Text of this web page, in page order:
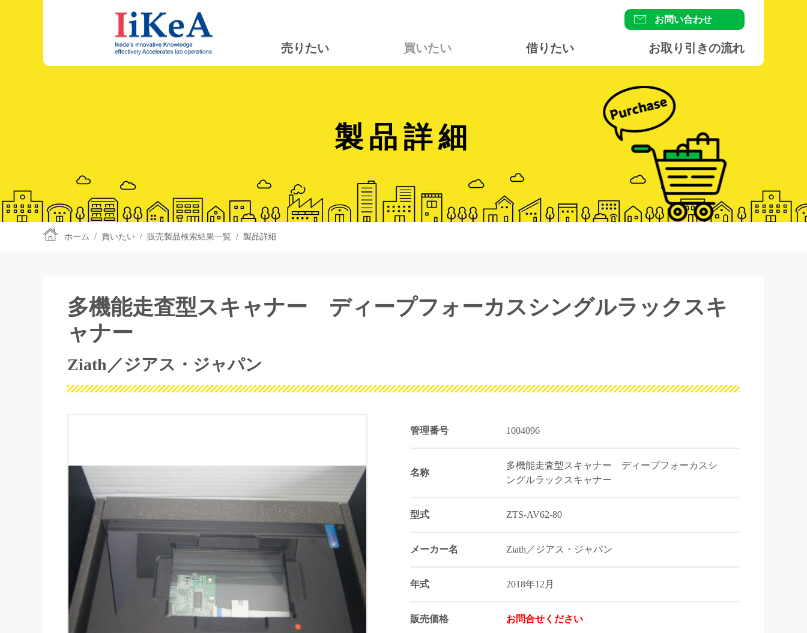
お問い合わせ
売りたい 買いたい 借りたい お取り引きの流れ
製品詳細
ホーム / 買いたい / 販売製品検索結果一覧 / 製品詳細
多機能走査型スキャナー ディープフォーカスシングルラックスキ
ャナー
Ziath／ジアス・ジャパン
管理番号 1004096
名称
多機能走査型スキャナー ディープフォーカスシ
ングルラックスキャナー
型式 ZTS-AV62-80
メーカー名 Ziath／ジアス・ジャパン
年式 2018年12月
販売価格 お問合せください